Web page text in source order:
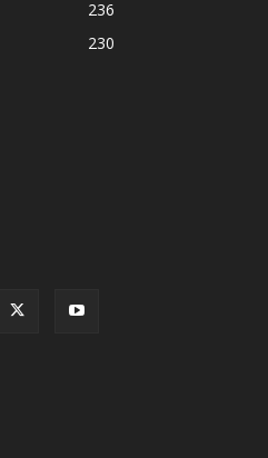
236
230